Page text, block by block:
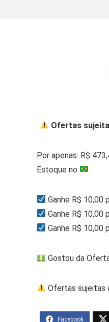
Ofertas
Por apenas: R$
Estoque no
Ganhe R$
Ganhe R$
Ganhe R$
Gostou da
Ofertas sujeitas